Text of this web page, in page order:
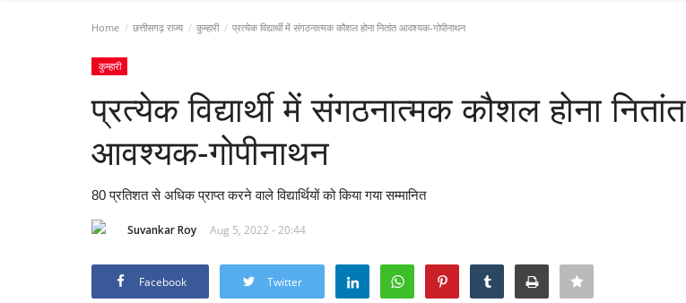
Home छत्तीसगढ़ राज्य कुम्हारी प्रत्येक विद्यार्थी में संगठनात्मक कौशल होना नितांत आवश्यक-गोपीनाथन
कुम्हारी
प्रत्येक विद्यार्थी में संगठनात्मक कौशल होना नितांत
आवश्यक-गोपीनाथन
80 प्रतिशत से अधिक प्राप्त करने वाले विद्यार्थियों को किया गया सम्मानित
Suvankar Roy Aug 5, 2022 - 20:44
Facebook Twitter